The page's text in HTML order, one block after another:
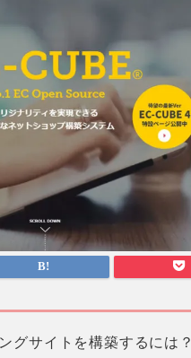
グサイトを構築するには？